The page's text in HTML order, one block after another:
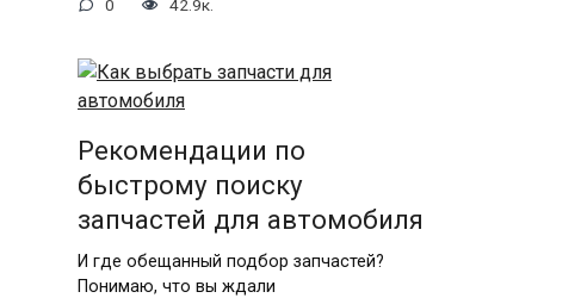
0 42.9к.
Рекомендации по
быстрому поиску
запчастей для автомобиля
И где обещанный подбор запчастей?
Понимаю, что вы ждали